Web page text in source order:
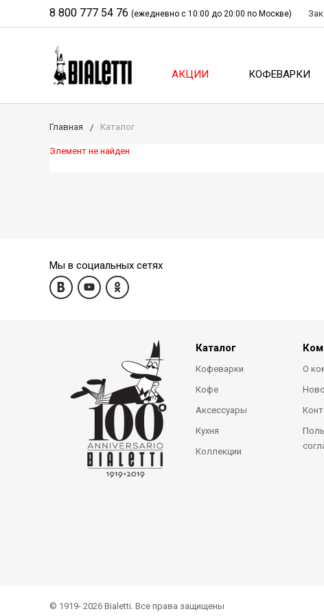
8 800 777 54 76 (ежедневно с 10:00 до 20:00 по Москве)
АКЦИИ КОФЕВАРКИ
Главная Каталог
Элемент не найден
Мы в социальных сетях
Каталог
Кофеварки
Кофе
Аксессуары
Кухня
Коллекции
О
© 1919- 2026 Bialetti. Все права защищены